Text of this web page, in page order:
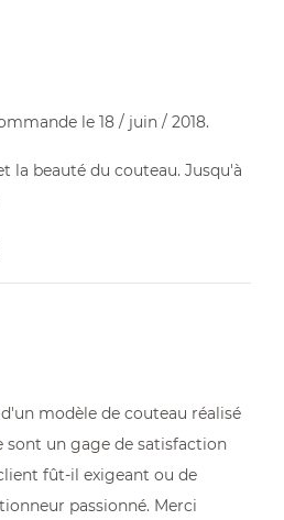
le 18 / juin / 2018.
la beauté du couteau. Jusqu'à
modèle de couteau réalisé
sont un gage de satisfaction
fût-il exigeant ou de
passionné. Merci